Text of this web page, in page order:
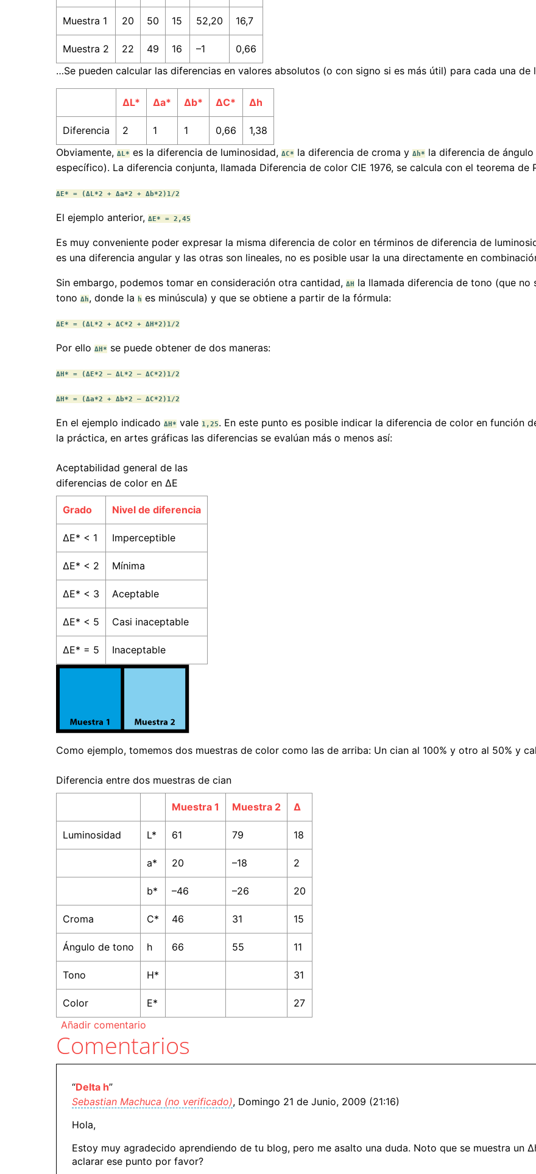
Muestra 1 20 50 15 52,20 16,7
Muestra 2 22 49 16 –1
0,66
…Se pueden calcular las diferencias en valores absolutos (o con signo si es más útil) para cada una de
ΔL* Δa* Δb* ΔC* Δh
Diferencia 2 1 1 0,66
1,38
Obviamente, ΔL* es la diferencia de luminosidad, ΔC* la diferencia de croma y Δh* la diferencia de
específico). La diferencia conjunta, llamada Diferencia de color CIE 1976, se calcula con el teorema de
ΔE* = (ΔL*2 + Δa*2 + Δb*2)1/2
El ejemplo anterior, ΔE* = 2,45
Es muy conveniente poder expresar la misma diferencia de color en términos de diferencia de
es una diferencia angular y las otras son lineales, no es posible usar la una directamente en
Sin embargo, podemos tomar en consideración otra cantidad, ΔH la llamada diferencia de tono (que
tono Δh, donde la h es minúscula) y que se obtiene a partir de la fórmula:
ΔE* = (ΔL*2 + ΔC*2 + ΔH*2)1/2
Por ello ΔH* se puede obtener de dos maneras:
ΔH* = (ΔE*2 – ΔL*2 – ΔC*2)1/2
ΔH* = (Δa*2 + Δb*2 – ΔC*2)1/2
En el ejemplo indicado ΔH* vale 1,25. En este punto es posible indicar la diferencia de color en función
la práctica, en artes gráficas las diferencias se evalúan más o menos así:
Aceptabilidad general de las
diferencias de color en ΔE
Grado Nivel de diferencia
ΔE* < 1 Imperceptible
ΔE* < 2 Mínima
ΔE* < 3 Aceptable
ΔE* < 5 Casi inaceptable
ΔE* = 5 Inaceptable
Como ejemplo, tomemos dos muestras de color como las de arriba: Un cian al 100% y otro al 50% y
Diferencia entre dos muestras de cian
Muestra 1 Muestra 2 Δ
Luminosidad L* 61 79 18
a* 20 –18 2
b* –46 –26 20
Croma C* 46 31 15
Ángulo de tono h 66 55 11
Tono H* 31
Color E*
27
Añadir comentario
Comentarios
“Delta h”
Sebastian Machuca (no verificado), Domingo 21 de Junio, 2009 (21:16)
Hola,
Estoy muy agradecido aprendiendo de tu blog, pero me asalto una duda. Noto que se muestra un
aclarar ese punto por favor?